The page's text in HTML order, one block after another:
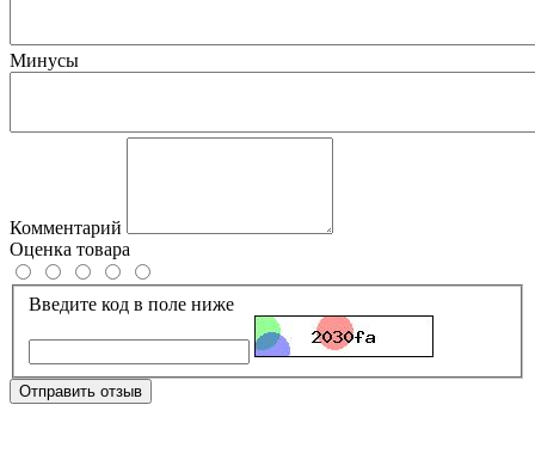
Минусы
Комментарий
Оценка товара
Введите код в поле ниже
Отправить отзыв